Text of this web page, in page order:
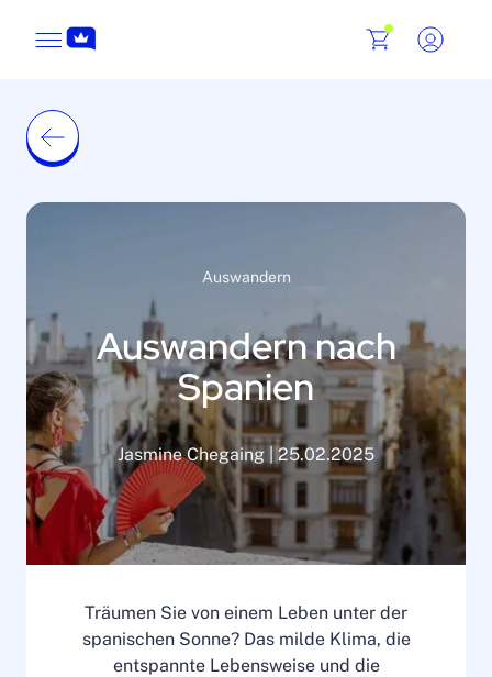
Auswandern
Auswandern nach
Spanien
Jasmine Chegaing | 25.02.2025
Träumen Sie von einem Leben unter der
spanischen Sonne? Das milde Klima, die
entspannte Lebensweise und die